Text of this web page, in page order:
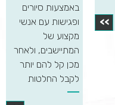
>>
באמצעות סיורים
ופגישות עם אנשי
מקצוע של
המתיישבים, ולאחר
מכן קל להם יותר
לקבל החלטות